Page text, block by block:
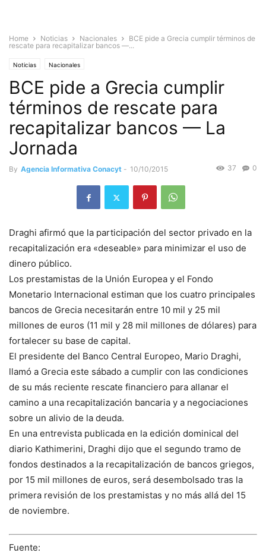
Home Noticias Nacionales
BCE pide a Grecia cumplir términos de
rescate para recapitalizar bancos —...
Noticias Nacionales
BCE pide a Grecia cumplir
términos de rescate para
recapitalizar bancos — La
Jornada
By Agencia Informativa Conacyt - 10/10/2015 0
37
Draghi afirmó que la participación del sector privado en la
recapitalización era «deseable» para minimizar el uso de
dinero público.
Los prestamistas de la Unión Europea y el Fondo
Monetario Internacional estiman que los cuatro principales
bancos de Grecia necesitarán entre 10 mil y 25 mil
millones de euros (11 mil y 28 mil millones de dólares) para
fortalecer su base de capital.
El presidente del Banco Central Europeo, Mario Draghi,
llamó a Grecia este sábado a cumplir con las condiciones
de su más reciente rescate financiero para allanar el
camino a una recapitalización bancaria y a negociaciones
sobre un alivio de la deuda.
En una entrevista publicada en la edición dominical del
diario Kathimerini, Draghi dijo que el segundo tramo de
fondos destinados a la recapitalización de bancos griegos,
por 15 mil millones de euros, será desembolsado tras la
primera revisión de los prestamistas y no más allá del 15
de noviembre.
Fuente: